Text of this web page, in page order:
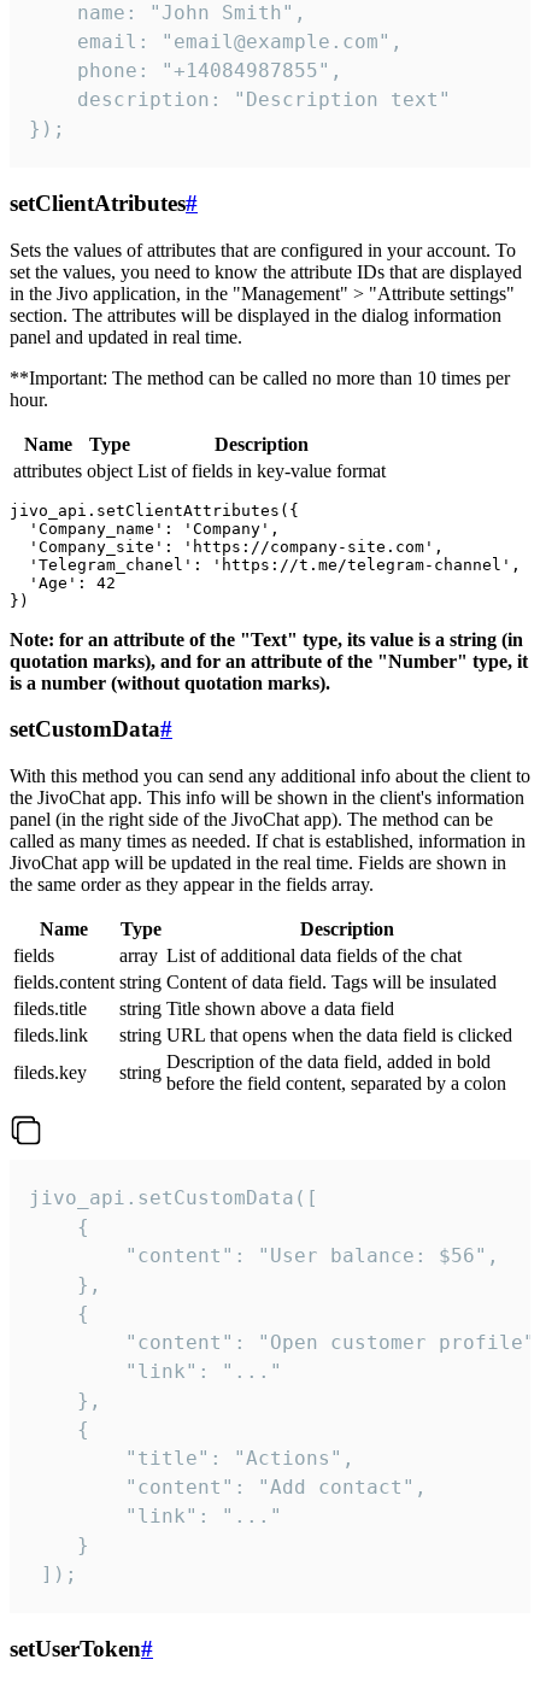
    name: "John Smith",
    email: "email@example.com",
    phone: "+14084987855",
    description: "Description text"
});
setClientAtributes#
Sets the values ​​of attributes that are configured in your account. To
set the values, you need to know the attribute IDs that are displayed
in the Jivo application, in the "Management" > "Attribute settings"
section. The attributes will be displayed in the dialog information
panel and updated in real time.
**Important: The method can be called no more than 10 times per
hour.
Name Type
Description
attributes object List of fields in key-value format
jivo_api.setClientAttributes({
  'Company_name': 'Company',
  'Company_site': 'https://company-site.com',
  'Telegram_chanel': 'https://t.me/telegram-channel',
  'Age': 42
Note: for an attribute of the "Text" type, its value is a string (in
quotation marks), and for an attribute of the "Number" type, it
is a number (without quotation marks).
setCustomData#
With this method you can send any additional info about the client to
the JivoChat app. This info will be shown in the client's information
panel (in the right side of the JivoChat app). The method can be
called as many times as needed. If chat is established, information in
JivoChat app will be updated in the real time. Fields are shown in
the same order as they appear in the fields array.
Name Type
Description
fields
array List of additional data fields of the chat
fields.content string Content of data field. Tags will be insulated
fileds.title
string Title shown above a data field
fileds.link
string URL that opens when the data field is clicked
fileds.key
string
Description of the data field, added in bold
before the field content, separated by a colon
jivo_api.setCustomData([
    {
        "content": "User balance: $56",
    },
    {
"content": "Open customer
        "link": "..."
    },
    {
        "title": "Actions",
        "content": "Add contact",
        "link": "..."
    }
]);
setUserToken#